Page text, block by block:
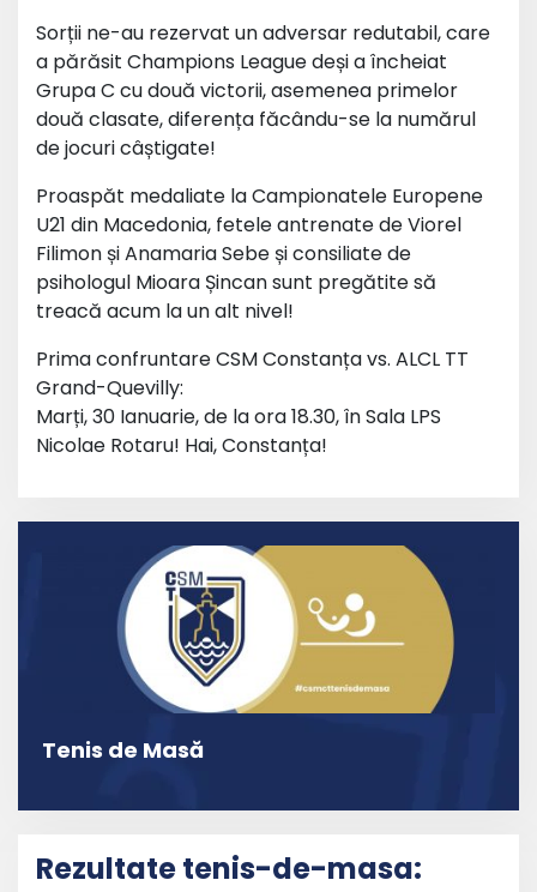
Sorții ne-au rezervat un adversar redutabil, care
a părăsit Champions League deși a încheiat
Grupa C cu două victorii, asemenea primelor
două clasate, diferența făcându-se la numărul
de jocuri câștigate!
Proaspăt medaliate la Campionatele Europene
U21 din Macedonia, fetele antrenate de Viorel
Filimon și Anamaria Sebe și consiliate de
psihologul Mioara Șincan sunt pregătite să
treacă acum la un alt nivel!
Prima confruntare CSM Constanța vs. ALCL TT
Grand-Quevilly:
Marți, 30 Ianuarie, de la ora 18.30, în Sala LPS
Nicolae Rotaru! Hai, Constanța!
Tenis de Masă
Rezultate tenis-de-masa: